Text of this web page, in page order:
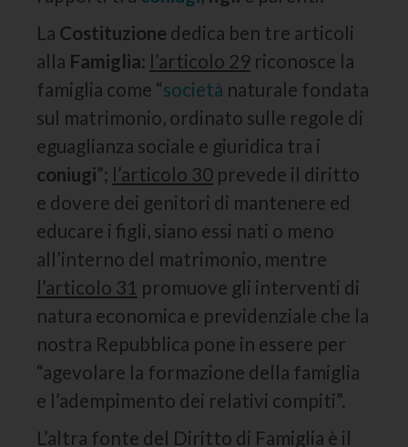
La Costituzione dedica ben tre articoli
alla Famiglia: l’articolo 29 riconosce la
famiglia come “società naturale fondata
sul matrimonio, ordinato sulle regole di
eguaglianza sociale e giuridica tra i
coniugi”; l’articolo 30 prevede il diritto
e dovere dei genitori di mantenere ed
educare i figli, siano essi nati o meno
all’interno del matrimonio, mentre
l’articolo 31 promuove gli interventi di
natura economica e previdenziale che la
nostra Repubblica pone in essere per
“agevolare la formazione della famiglia
e l’adempimento dei relativi compiti”.
L’altra fonte del Diritto di Famiglia è il